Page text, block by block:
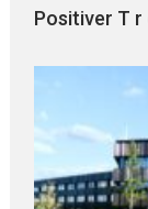
Positiver T